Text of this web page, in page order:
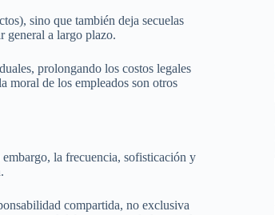
sino que también deja secuelas
general a largo plazo.
prolongando los costos legales
moral de los empleados son otros
la frecuencia, sofisticación y
compartida, no exclusiva